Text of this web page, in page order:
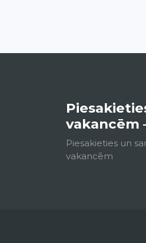
vakancēm
Piesakieties un
vakancēm